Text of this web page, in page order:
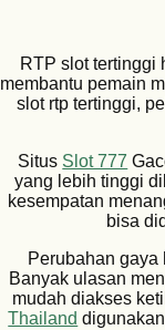
RTP slot tertinggi
membantu pemain
slot rtp tertinggi,
Situs Slot 777
yang lebih tinggi
kesempatan
bisa
Perubahan
Banyak ulasan
mudah diakses
Thailand